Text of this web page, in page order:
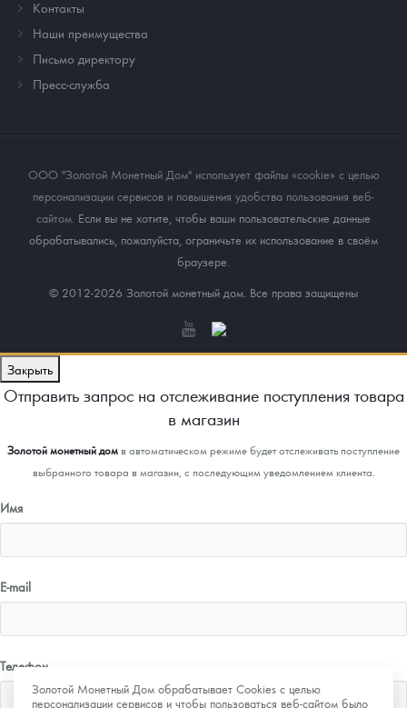
Контакты
Наши преимущества
Письмо директору
Пресс-служба
ООО "Золотой Монетный Дом" использует файлы «cookie» с целью
персонализации сервисов и повышения удобства пользования веб-
сайтом . Если вы не хотите, чтобы ваши пользовательские данные
обрабатывались, пожалуйста, ограничьте их использование в своём
браузере.
© 2012-2026 Золотой монетный дом. Все права защищены
Золотой Монетный Дом обрабатывает Cookies с целью
персонализации сервисов и чтобы пользоваться веб-сайтом было
Закрыть
Отправить запрос на отслеживание поступления товара
в магазин
Золотой монетный домв автоматическом режиме будет отслеживать поступление
выбранного товара в магазин, с последующим уведомлением клиента.
Имя
E-mail
Телефон